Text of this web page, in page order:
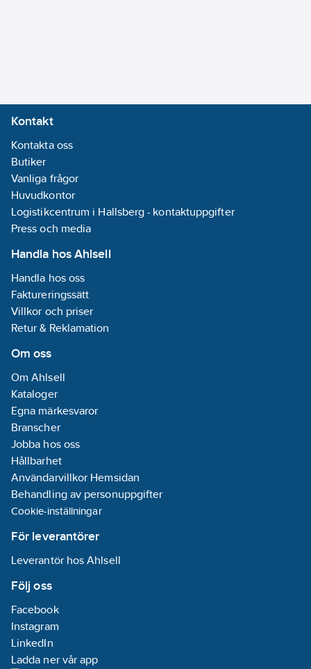
Kontakt
Kontakta oss
Butiker
Vanliga frågor
Huvudkontor
Logistikcentrum i Hallsberg - kontaktuppgifter
Press och media
Handla hos Ahlsell
Handla hos oss
Faktureringssätt
Villkor och priser
Retur & Reklamation
Om oss
Om Ahlsell
Kataloger
Egna märkesvaror
Branscher
Jobba hos oss
Hållbarhet
Användarvillkor Hemsidan
Behandling av personuppgifter
Cookie-inställningar
För leverantörer
Leverantör hos Ahlsell
Följ oss
Facebook
Instagram
LinkedIn
Ladda ner vår app